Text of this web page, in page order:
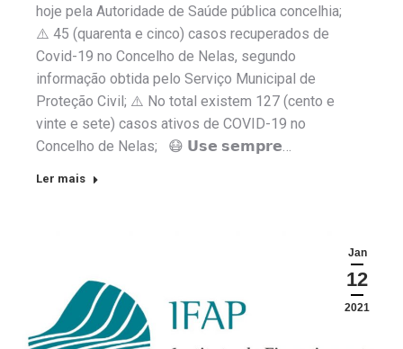
hoje pela Autoridade de Saúde pública concelhia;
⚠️ 45 (quarenta e cinco) casos recuperados de
Covid-19 no Concelho de Nelas, segundo
informação obtida pelo Serviço Municipal de
Proteção Civil; ⚠️ No total existem 127 (cento e
vinte e sete) casos ativos de COVID-19 no
Concelho de Nelas; 😷 𝗨𝘀𝗲 𝘀𝗲𝗺𝗽𝗿𝗲…
Ler mais
Jan
12
2021